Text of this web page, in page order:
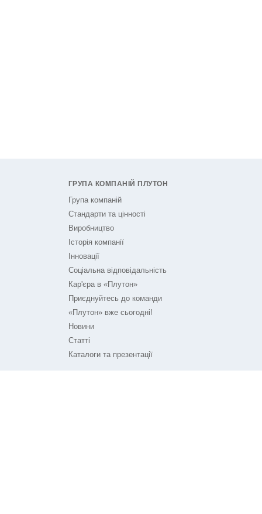
ГРУПА КОМПАНІЙ ПЛУТОН
Група компаній
Стандарти та цінності
Виробництво
Історія компанії
Інновації
Соціальна відповідальність
Кар'єра в «Плутон»
Приєднуйтесь до команди
«Плутон» вже сьогодні!
Новини
Статті
Каталоги та презентації